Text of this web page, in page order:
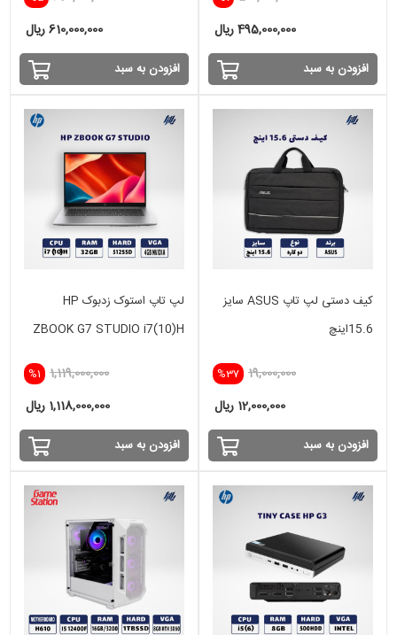
495,000,000 ریال
افزودن به سبد
610,000,000 ریال
افزودن به سبد
کیف دستی لپ تاپ ASUS سایز
15.6اینچ
%37 19,000,000
12,000,000 ریال
افزودن به سبد
لپ تاپ استوک زدبوک HP
ZBOOK G7 STUDIO i7(10)H
%1 1,119,000,000
1,118,000,000 ریال
افزودن به سبد